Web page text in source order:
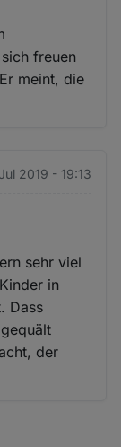
freuen
meint, die
2019 - 19:13
sehr viel
in
Dass
der